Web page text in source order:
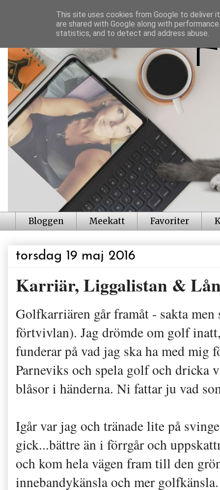
Bloggen Meekatt Favoriter
torsdag 19 maj 2016
Karriär, Liggalistan &
Golfkarriären går framåt - sakta
förtvivlan). Jag drömde om golf
funderar på vad jag ska ha med
Parneviks och spela golf och dricka
blåsor i händerna. Ni fattar ju vad
Igår var jag och tränade lite på
gick...bättre än i förrgår och
och kom hela vägen fram till den
innebandykänsla och mer
This site uses cookies from Google to deliver
are shared with Google along with
statistics, and to detect and address abuse.